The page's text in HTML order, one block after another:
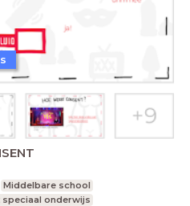
Middelbare school
onderwijs